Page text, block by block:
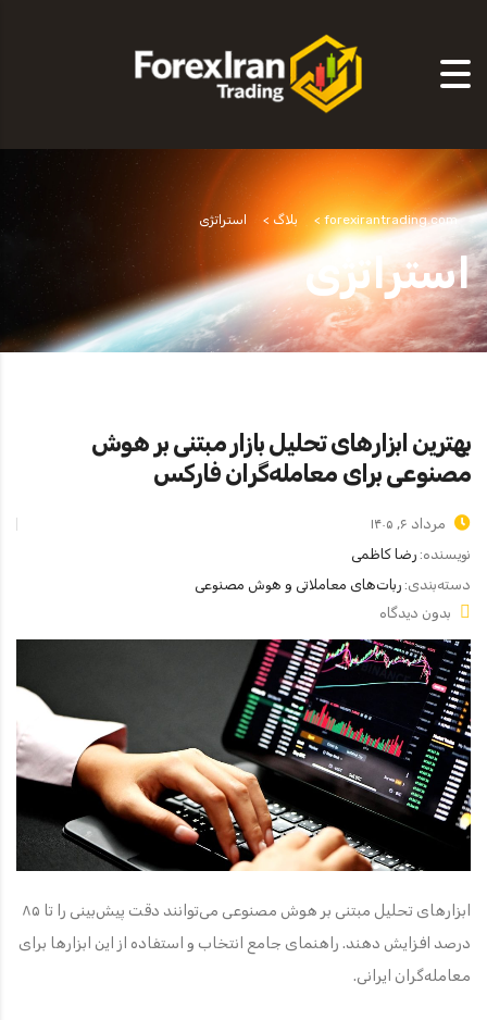
forexirantrading.com
> بلاگ > استراتژی
استراتژی
بهترین ابزارهای تحلیل بازار مبتنی بر هوش
مصنوعی برای معامله‌گران فارکس
مرداد ۶, ۱۴۰۵
نویسنده: رضا کاظمی
دسته‌بندی: ربات‌های معاملاتی و هوش مصنوعی
بدون دیدگاه
ابزارهای تحلیل مبتنی بر هوش مصنوعی می‌توانند دقت پیش‌بینی را تا ۸۵
درصد افزایش دهند. راهنمای جامع انتخاب و استفاده از این ابزارها برای
معامله‌گران ایرانی.